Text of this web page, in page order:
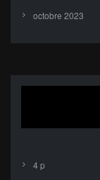
octobre 2023
4 p